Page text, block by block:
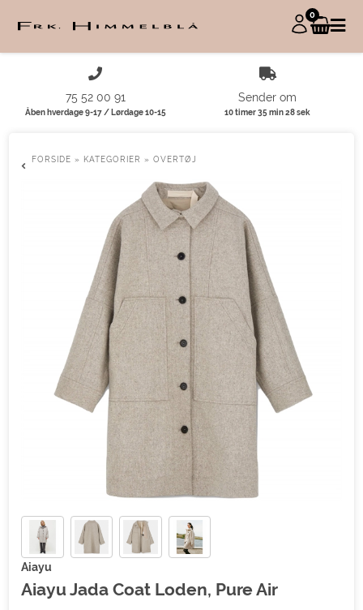
0
75 52 00 91
Åben hverdage 9-17 / Lørdage 10-15
Sender om
10 timer 35 min 28 sek
FORSIDE » KATEGORIER »OVERTØJ
Aiayu
Aiayu Jada Coat Loden, Pure Air